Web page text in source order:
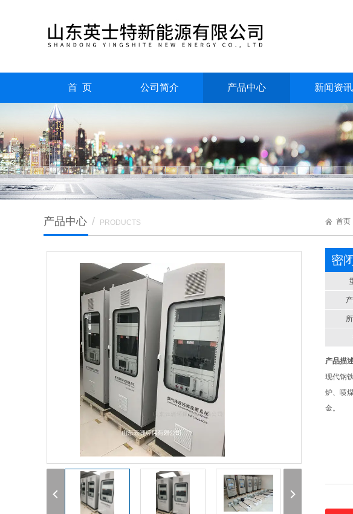
首 页 公司简介 产品中心 新闻资讯
产品中心 / PRODUCTS 首页
密
产品描
现代钢
炉、喷
金。